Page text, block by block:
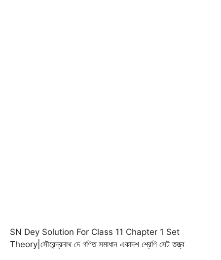
SN Dey Solution For Class 11 Chapter 1 Set
Theory|সৌরেন্দ্রনাথ দে গণিত সমাধান একাদশ শ্রেণি সেট তত্ত্ব